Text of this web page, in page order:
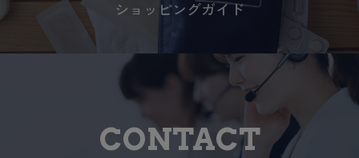
ショッピングガイド
CONTACT